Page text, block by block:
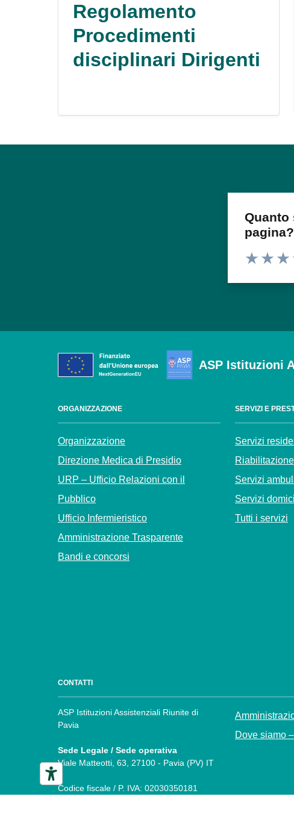
Regolamento
Procedimenti
disciplinari Dirigenti
Quanto
pagina?
ASP Istituzioni
ORGANIZZAZIONE
Organizzazione
Direzione Medica di Presidio
URP – Ufficio Relazioni con il
Pubblico
Ufficio Infermieristico
Amministrazione Trasparente
Bandi e concorsi
SERVIZI E
Servizi
Riabilitazione
Servizi
Servizi
Tutti i servizi
CONTATTI
ASP Istituzioni Assistenziali Riunite di
Pavia
Sede Legale / Sede operativa
Viale Matteotti, 63, 27100 - Pavia (PV) IT
Codice fiscale / P. IVA: 02030350181
Dove siamo